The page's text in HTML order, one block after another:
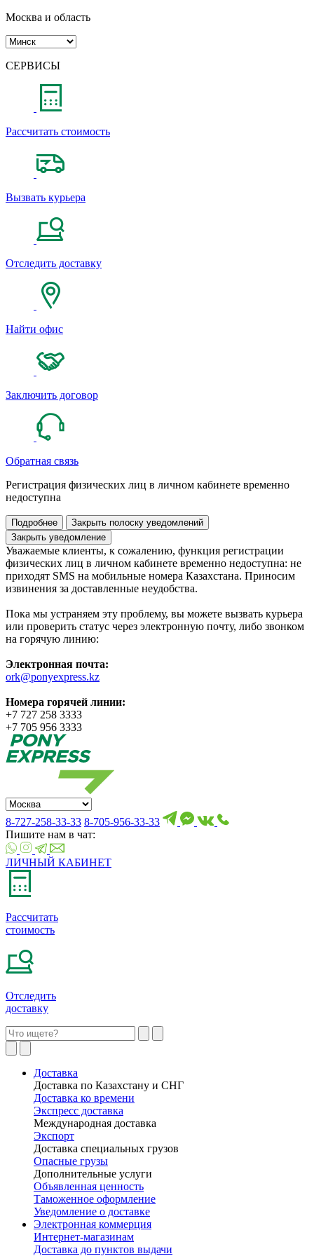
Москва и область
СЕРВИСЫ
Рассчитать стоимость
Вызвать курьера
Отследить доставку
Найти офис
Заключить договор
Обратная связь
Регистрация физических лиц в личном кабинете временно
недоступна
Подробнее
Закрыть полоску уведомлений
Закрыть уведомление
Уважаемые клиенты, к сожалению, функция регистрации
физических лиц в личном кабинете временно недоступна: не
приходят SMS на мобильные номера Казахстана. Приносим
извинения за доставленные неудобства.
Пока мы устраняем эту проблему, вы можете вызвать курьера
или проверить статус через электронную почту, либо звонком
на горячую линию:
Электронная почта:
ork@ponyexpress.kz
Номера горячей линии:
+7 727 258 3333
+7 705 956 3333
8-727-258-33-33 8-705-956-33-33
Пишите нам в чат:
ЛИЧНЫЙ КАБИНЕТ
Рассчитать
стоимость
Отследить
доставку
Доставка
Доставка по Казахстану и СНГ
Доставка ко времени
Экспресс доставка
Международная доставка
Экспорт
Доставка специальных грузов
Опасные грузы
Дополнительные услуги
Объявленная ценность
Таможенное оформление
Уведомление о доставке
Электронная коммерция
Интернет-магазинам
Доставка до пунктов выдачи